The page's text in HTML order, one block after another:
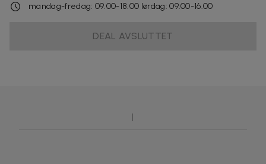
mandag-fredag: 09.00-18.00 lørdag: 09.00-16.00
DEAL AVSLUTTET